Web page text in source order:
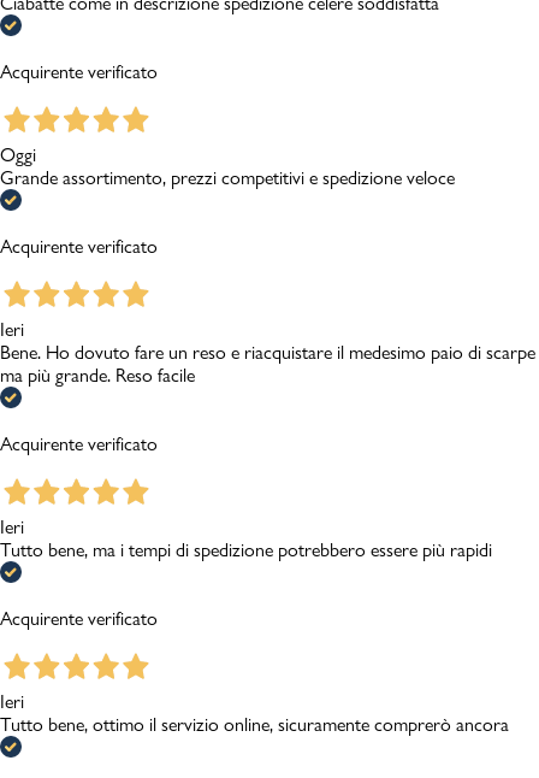
Acquirente verificato
Oggi
Grande assortimento, prezzi competitivi e spedizione veloce
Acquirente verificato
Ieri
Bene. Ho dovuto fare un reso e riacquistare il medesimo paio di scarpe
ma più grande. Reso facile
Acquirente verificato
Ieri
Tutto bene, ma i tempi di spedizione potrebbero essere più rapidi
Acquirente verificato
Ieri
Tutto bene, ottimo il servizio online, sicuramente comprerò ancora